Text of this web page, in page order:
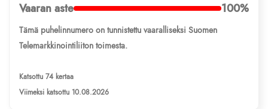
Vaaran aste 100%
Tämä puhelinnumero on tunnistettu vaaralliseksi Suomen
Telemarkkinointiliiton toimesta.
Katsottu 74 kertaa
Viimeksi katsottu 10.08.2026